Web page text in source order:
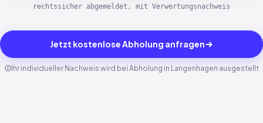
rechtssicher abgemeldet, mit Verwertungsnachweis
Jetzt kostenlose Abholung anfragen
Ihr individueller Nachweis wird bei Abholung in Langenhagen ausgestellt